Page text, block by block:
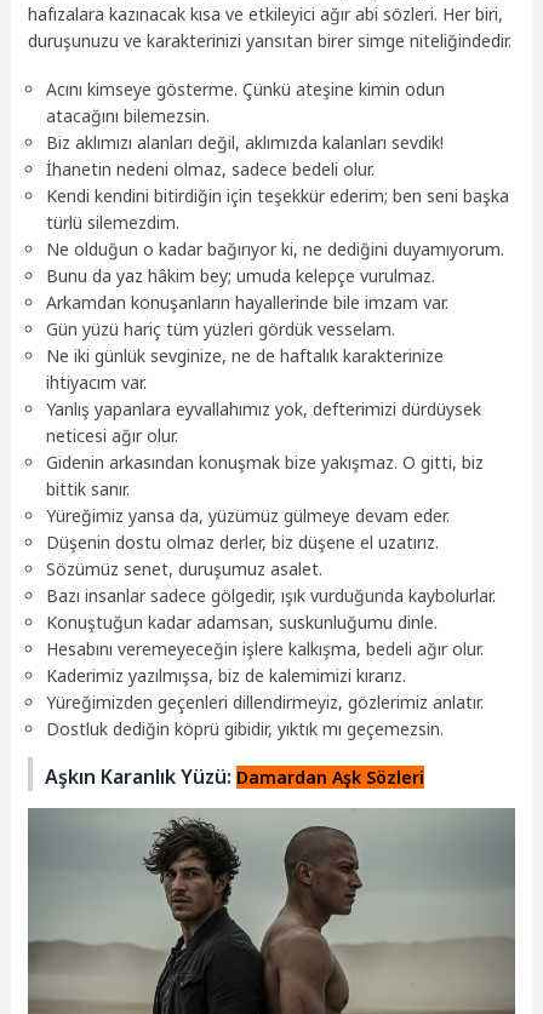
hafızalara kazınacak kısa ve etkileyici ağır abi sözleri. Her biri,
duruşunuzu ve karakterinizi yansıtan birer simge niteliğindedir.
Acını kimseye gösterme. Çünkü ateşine kimin odun
atacağını bilemezsin.
Biz aklımızı alanları değil, aklımızda kalanları sevdik!
İhanetin nedeni olmaz, sadece bedeli olur.
Kendi kendini bitirdiğin için teşekkür ederim; ben seni başka
türlü silemezdim.
Ne olduğun o kadar bağırıyor ki, ne dediğini duyamıyorum.
Bunu da yaz hâkim bey; umuda kelepçe vurulmaz.
Arkamdan konuşanların hayallerinde bile imzam var.
Gün yüzü hariç tüm yüzleri gördük vesselam.
Ne iki günlük sevginize, ne de haftalık karakterinize
ihtiyacım var.
Yanlış yapanlara eyvallahımız yok, defterimizi dürdüysek
neticesi ağır olur.
Gidenin arkasından konuşmak bize yakışmaz. O gitti, biz
bittik sanır.
Yüreğimiz yansa da, yüzümüz gülmeye devam eder.
Düşenin dostu olmaz derler, biz düşene el uzatırız.
Sözümüz senet, duruşumuz asalet.
Bazı insanlar sadece gölgedir, ışık vurduğunda kaybolurlar.
Konuştuğun kadar adamsan, suskunluğumu dinle.
Hesabını veremeyeceğin işlere kalkışma, bedeli ağır olur.
Kaderimiz yazılmışsa, biz de kalemimizi kırarız.
Yüreğimizden geçenleri dillendirmeyiz, gözlerimiz anlatır.
Dostluk dediğin köprü gibidir, yıktık mı geçemezsin.
Aşkın Karanlık Yüzü: Damardan Aşk Sözleri